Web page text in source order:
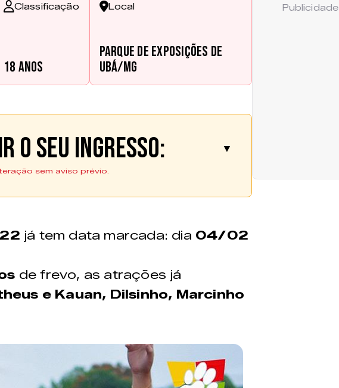
Classificação
18 anos
Local
Parque de Exposições de
Ubá/MG
o seu ingresso: ▼
sem aviso prévio.
já tem data marcada: dia 04/02
de frevo, as atrações já
e Kauan, Dilsinho, Marcinho
Publicidade